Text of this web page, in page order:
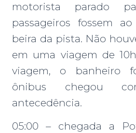
motorista parado
passageiros fossem
beira da pista. Não
em uma viagem de
viagem, o banheiro
ônibus chegou
antecedência.
05:00 – chegada a